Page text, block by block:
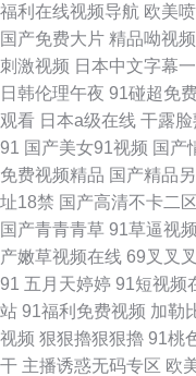
福利在线视频导航 欧美
国产免费大片 精品呦视频
刺激视频 日本中文字幕
日韩伦理午夜 91碰超免
观看 日本a级在线 干露
91 国产美女91视频 国产
免费视频精品 国产精品
址18禁 国产高清不卡二区
国产青青青草 91草逼视频
产嫩草视频在线 69叉叉叉
91 五月天婷婷 91短视频
站 91福利免费视频 加勒
视频 狠狠擼狠狠擼 91桃
干 主播诱惑无码专区 欧